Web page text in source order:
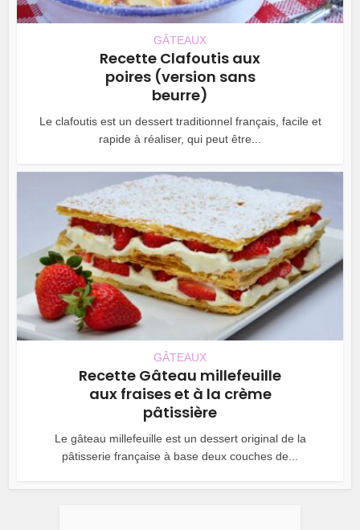
GÂTEAUX
Recette Clafoutis aux
poires (version sans
beurre)
Le clafoutis est un dessert traditionnel français, facile et
rapide à réaliser, qui peut être...
GÂTEAUX
Recette Gâteau millefeuille
aux fraises et à la crème
pâtissière
Le gâteau millefeuille est un dessert original de la
pâtisserie française à base deux couches de...